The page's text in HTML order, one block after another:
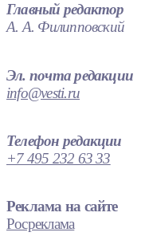
Главный редактор
А. А. Филипповский
Эл. почта редакции
info@vesti.ru
Телефон редакции
+7 495 232 63 33
Реклама на сайте
Росреклама